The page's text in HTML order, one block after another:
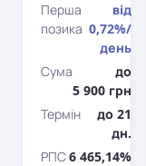
Перша
позика
від
0,72%/
день
Сума
до
5 900 грн
Термін
до 21
дн.
РПС6 465,14%